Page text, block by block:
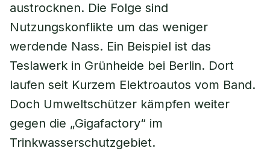
austrocknen. Die Folge sind
Nutzungskonflikte um das weniger
werdende Nass. Ein Beispiel ist das
Teslawerk in Grünheide bei Berlin. Dort
laufen seit Kurzem Elektroautos vom Band.
Doch Umweltschützer kämpfen weiter
gegen die „Gigafactory“ im
Trinkwasserschutzgebiet.